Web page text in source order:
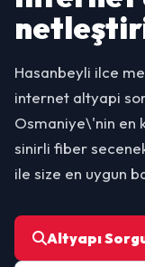
Hasanbeyli ilce
internet altyapi
Osmaniye\'nin en
sinirli fiber
ile size en uygun
Altyapı